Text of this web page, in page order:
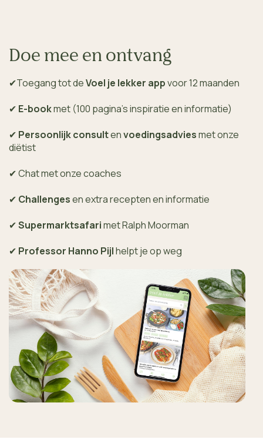
Doe mee en ontvang
✔Toegang tot deVoel je lekker appvoor 12 maanden
✔ E-bookmet (100 pagina’s inspiratie en informatie)
✔ Persoonlijk consultenvoedingsadviesmet onze
diëtist
✔Chat met onze coaches
✔ Challengesen extra recepten en informatie
✔Supermarktsafarimet Ralph Moorman
✔ Professor Hanno Pijlhelpt je op weg